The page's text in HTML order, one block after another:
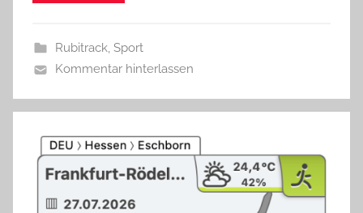
Rubitrack, Sport
Kommentar hinterlassen